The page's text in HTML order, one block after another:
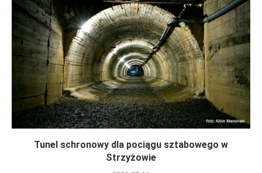
Tunel schronowy dla pociągu sztabowego w
Strzyżowie